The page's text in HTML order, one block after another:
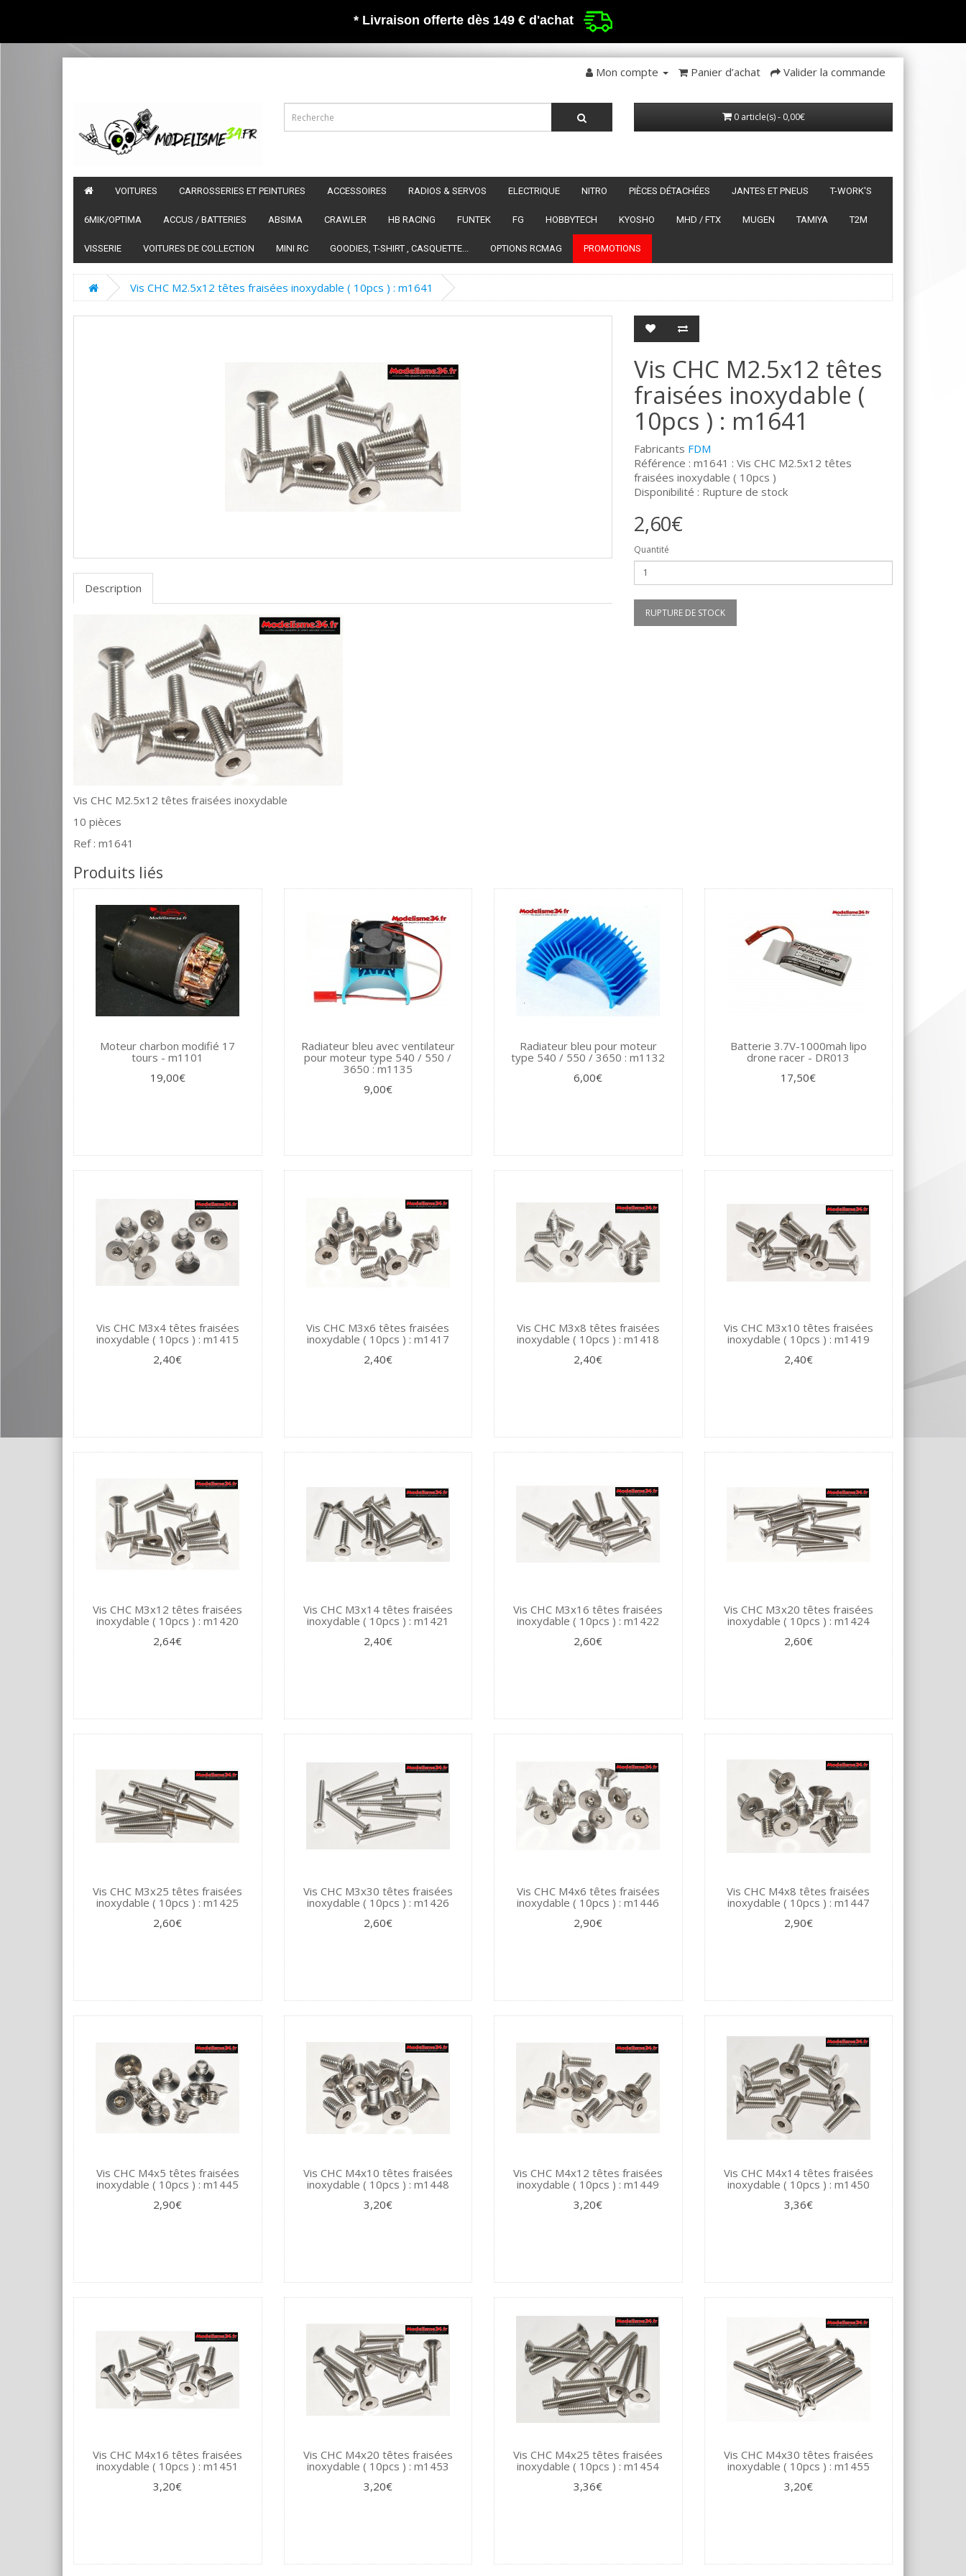
* Livraison offerte dès 149 € d'achat
Mon compte Panier d’achat Valider la commande
0 article(s) - 0,00€
VOITURES CARROSSERIES ET PEINTURES ACCESSOIRES RADIOS & SERVOS ELECTRIQUE NITRO PIÈCES DÉTACHÉES JANTES ET PNEUS T-WORK'S
6MIK/OPTIMA ACCUS / BATTERIES ABSIMA CRAWLER HB RACING FUNTEK FG HOBBYTECH KYOSHO MHD / FTX MUGEN TAMIYA T2M
VISSERIE VOITURES DE COLLECTION MINI RC GOODIES, T-SHIRT , CASQUETTE... OPTIONS RCMAG PROMOTIONS
Vis CHC M2.5x12 têtes fraisées inoxydable ( 10pcs ) : m1641
Description
Vis CHC M2.5x12 têtes fraisées inoxydable
10 pièces
Ref : m1641
Vis CHC M2.5x12 têtes
fraisées inoxydable (
10pcs ) : m1641
Fabricants FDM
Référence : m1641 : Vis CHC M2.5x12 têtes
fraisées inoxydable ( 10pcs )
Disponibilité : Rupture de stock
2,60€
Quantité
RUPTURE DE STOCK
Produits liés
Moteur charbon modifié 17
tours - m1101
19,00€
Radiateur bleu avec ventilateur
pour moteur type 540 / 550 /
3650 : m1135
9,00€
Radiateur bleu pour moteur
type 540 / 550 / 3650 : m1132
6,00€
Batterie 3.7V-1000mah lipo
drone racer - DR013
17,50€
Vis CHC M3x4 têtes fraisées
inoxydable ( 10pcs ) : m1415
2,40€
Vis CHC M3x6 têtes fraisées
inoxydable ( 10pcs ) : m1417
2,40€
Vis CHC M3x8 têtes fraisées
inoxydable ( 10pcs ) : m1418
2,40€
Vis CHC M3x10 têtes fraisées
inoxydable ( 10pcs ) : m1419
2,40€
Vis CHC M3x12 têtes fraisées
inoxydable ( 10pcs ) : m1420
2,64€
Vis CHC M3x14 têtes fraisées
inoxydable ( 10pcs ) : m1421
2,40€
Vis CHC M3x16 têtes fraisées
inoxydable ( 10pcs ) : m1422
2,60€
Vis CHC M3x20 têtes fraisées
inoxydable ( 10pcs ) : m1424
2,60€
Vis CHC M3x25 têtes fraisées
inoxydable ( 10pcs ) : m1425
2,60€
Vis CHC M3x30 têtes fraisées
inoxydable ( 10pcs ) : m1426
2,60€
Vis CHC M4x6 têtes fraisées
inoxydable ( 10pcs ) : m1446
2,90€
Vis CHC M4x8 têtes fraisées
inoxydable ( 10pcs ) : m1447
2,90€
Vis CHC M4x5 têtes fraisées
inoxydable ( 10pcs ) : m1445
2,90€
Vis CHC M4x10 têtes fraisées
inoxydable ( 10pcs ) : m1448
3,20€
Vis CHC M4x12 têtes fraisées
inoxydable ( 10pcs ) : m1449
3,20€
Vis CHC M4x14 têtes fraisées
inoxydable ( 10pcs ) : m1450
3,36€
Vis CHC M4x16 têtes fraisées
inoxydable ( 10pcs ) : m1451
3,20€
Vis CHC M4x20 têtes fraisées
inoxydable ( 10pcs ) : m1453
3,20€
Vis CHC M4x25 têtes fraisées
inoxydable ( 10pcs ) : m1454
3,36€
Vis CHC M4x30 têtes fraisées
inoxydable ( 10pcs ) : m1455
3,20€